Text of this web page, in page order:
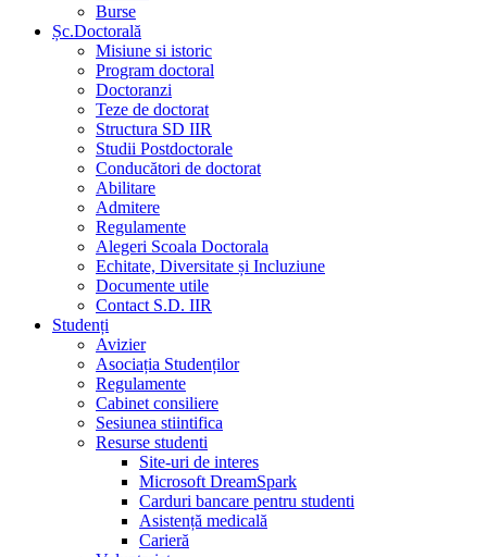
Burse
Șc.Doctorală
Misiune si istoric
Program doctoral
Doctoranzi
Teze de doctorat
Structura SD IIR
Studii Postdoctorale
Conducători de doctorat
Abilitare
Admitere
Regulamente
Alegeri Scoala Doctorala
Echitate, Diversitate și Incluziune
Documente utile
Contact S.D. IIR
Studenți
Avizier
Asociația Studenților
Regulamente
Cabinet consiliere
Sesiunea stiintifica
Resurse studenti
Site-uri de interes
Microsoft DreamSpark
Carduri bancare pentru studenti
Asistență medicală
Carieră